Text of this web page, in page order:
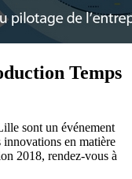
Temps
sont un événement
en matière
2018, rendez-vous à